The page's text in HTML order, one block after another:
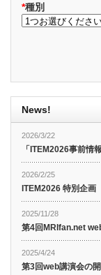
*種別
News!
2026/3/22
「ITEM2026事前情
2026/2/25
ITEM2026 特別企
2025/11/28
第4回MRIfan.net
2025/4/24
第3回web講演会の